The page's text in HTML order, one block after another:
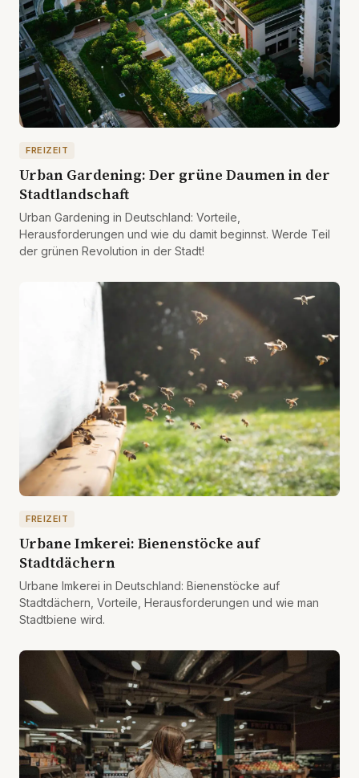
FREIZEIT
Urban Gardening: Der grüne Daumen in der
Stadtlandschaft
Urban Gardening in Deutschland: Vorteile,
Herausforderungen und wie du damit beginnst. Werde Teil
der grünen Revolution in der Stadt!
FREIZEIT
Urbane Imkerei: Bienenstöcke auf
Stadtdächern
Urbane Imkerei in Deutschland: Bienenstöcke auf
Stadtdächern, Vorteile, Herausforderungen und wie man
Stadtbiene wird.